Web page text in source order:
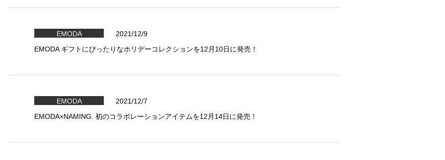
EMODA
2021/12/9
EMODA ギフトにぴったりなホリデーコレクションを12月10日に発売！
EMODA
2021/12/7
EMODA×NAMING. 初のコラボレーションアイテムを12月14日に発売！